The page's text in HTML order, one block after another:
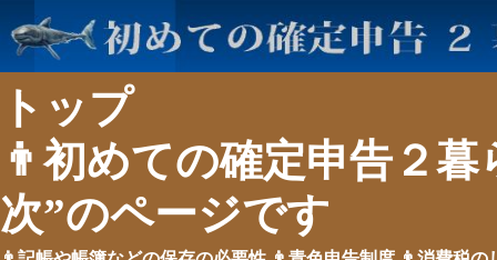
トップ
👨初めての確定申告２
次”のページです